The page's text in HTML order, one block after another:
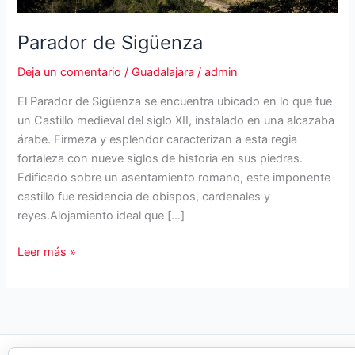
Parador de Sigüenza
Deja un comentario /Guadalajara /admin
El Parador de Sigüenza se encuentra ubicado en lo que fue
un Castillo medieval del siglo XII, instalado en una alcazaba
árabe. Firmeza y esplendor caracterizan a esta regia
fortaleza con nueve siglos de historia en sus piedras.
Edificado sobre un asentamiento romano, este imponente
castillo fue residencia de obispos, cardenales y
reyes.Alojamiento ideal que […]
Parador
Leer más »